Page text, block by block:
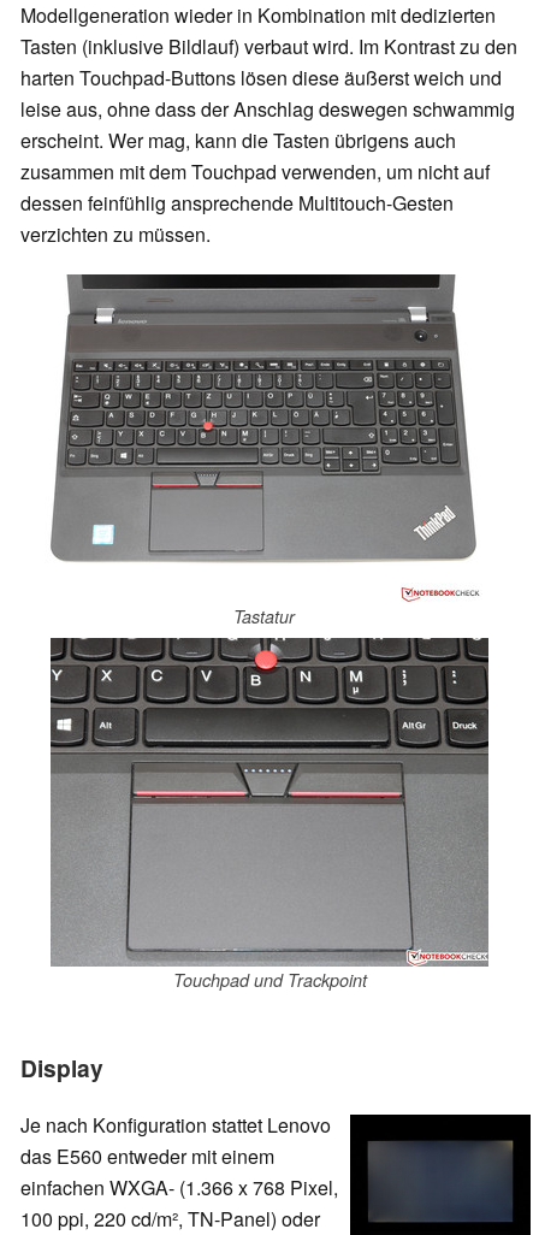
Modellgeneration wieder in Kombination mit dedizierten
Tasten (inklusive Bildlauf) verbaut wird. Im Kontrast zu den
harten Touchpad-Buttons lösen diese äußerst weich und
leise aus, ohne dass der Anschlag deswegen schwammig
erscheint. Wer mag, kann die Tasten übrigens auch
zusammen mit dem Touchpad verwenden, um nicht auf
dessen feinfühlig ansprechende Multitouch-Gesten
verzichten zu müssen.
Tastatur
Touchpad und Trackpoint
Display
Je nach Konfiguration stattet Lenovo
das E560 entweder mit einem
einfachen WXGA- (1.366 x 768 Pixel,
100 ppi, 220 cd/m², TN-Panel) oder